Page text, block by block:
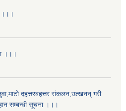
।।।
।।।
दहत्तरबहत्तर संकलन,उत्खनन् गरी
सम्बन्धी सूचना ।।।